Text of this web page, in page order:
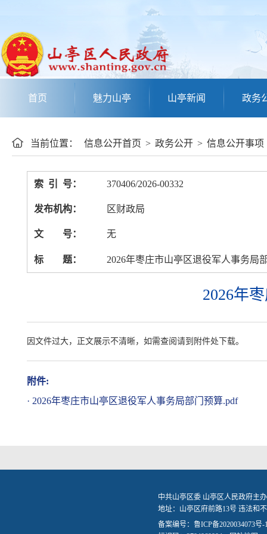
首页 魅力山亭 山亭新闻 政务
当前位置： 信息公开首页 > 政务公开 > 信息公开事项
索 引 号： 370406/2026-00332
发布机构： 区财政局
文 号： 无
标 题： 2026年枣庄市山亭区退役军人事务局
2026年
因文件过大，正文展示不清晰，如需查阅请到附件处下载。
附件:
· 2026年枣庄市山亭区退役军人事务局部门预算.pdf
中共山亭区委 山亭区人民政府主
地址：山亭区府前路13号 违法和
备案编号： 鲁ICP备2020034073号-